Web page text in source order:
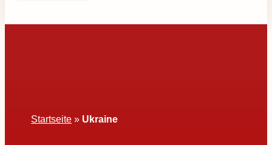
Startseite » Ukraine